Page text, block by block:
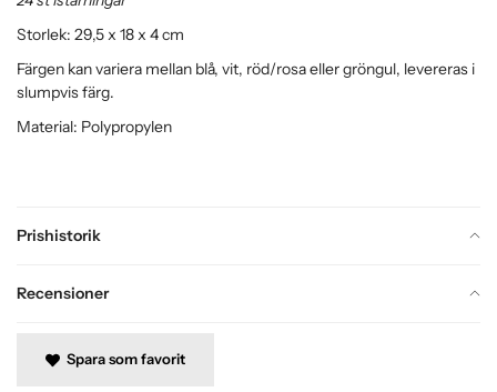
Prishistorik
Recensioner
Storlek: 29,5 x 18 x 4 cm
Färgen kan variera mellan blå, vit, röd/rosa eller gröngul, levereras i
slumpvis färg.
Material: Polypropylen
Spara som favorit